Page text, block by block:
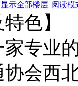
显示全部楼层 |阅读模
色】
专业
会西